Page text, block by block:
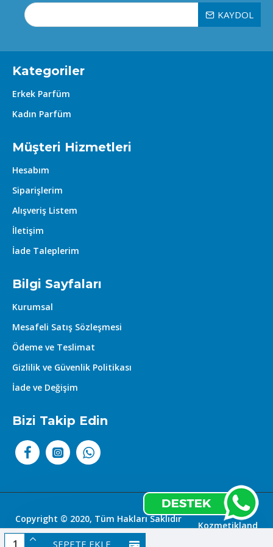
SEPETE EKLE
KAYDOL
Kategoriler
Erkek Parfüm
Kadın Parfüm
Müşteri Hizmetleri
Hesabım
Siparişlerim
Alışveriş Listem
İletişim
İade Taleplerim
Bilgi Sayfaları
Kurumsal
Mesafeli Satış Sözleşmesi
Ödeme ve Teslimat
Gizlilik ve Güvenlik Politikası
İade ve Değişim
Bizi Takip Edin
Copyright © 2020, Tüm Hakları Saklıdır
|
Kozmetikland